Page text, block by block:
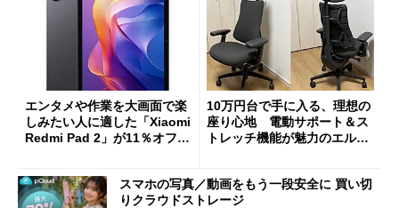
エンタメや作業を大画面で楽
しみたい人に適した「Xiaomi
Redmi Pad 2」が11％オフの
10万円台で手に入る、理想の
座り心地 電動サポート＆ス
トレッチ機能が魅力のエルゴ
スマホの写真／動画をもう一段安全に 買い切
りクラウドストレージ